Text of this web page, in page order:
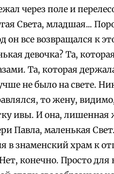
через поле и
Света, младшая...
он все возвращался к
девочка? Та,
Та, которая
не было на свете.
то жену,
ивы. И она,
Павла, маленькая
в знаменский храм к
конечно. Просто для